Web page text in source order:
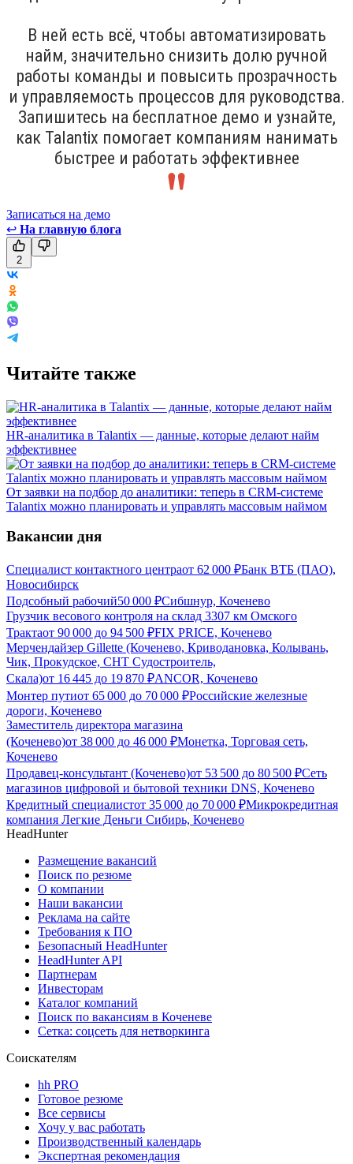
В ней есть всё, чтобы автоматизировать
найм, значительно снизить долю ручной
работы команды и повысить прозрачность
и управляемость процессов для руководства.
Запишитесь на бесплатное демо и узнайте,
как Talantix помогает компаниям нанимать
быстрее и работать эффективнее
Записаться на демо
↩ На главную блога
2
Читайте также
HR-аналитика в Talantix — данные, которые делают найм
эффективнее
От заявки на подбор до аналитики: теперь в CRM-системе
Talantix можно планировать и управлять массовым наймом
Вакансии дня
Специалист контактного центраот 62 000 ₽Банк ВТБ (ПАО),
Новосибирск
Подсобный рабочий50 000 ₽Сибшнур, Коченево
Грузчик весового контроля на склад 3307 км Омского
Трактаот 90 000 до 94 500 ₽FIX PRICE, Коченево
Мерчендайзер Gillette (Коченево, Криводановка, Колывань,
Чик, Прокудское, СНТ Судостроитель,
Скала)от 16 445 до 19 870 ₽ANCOR, Коченево
Монтер путиот 65 000 до 70 000 ₽Российские железные
дороги, Коченево
Заместитель директора магазина
(Коченево)от 38 000 до 46 000 ₽Монетка, Торговая сеть,
Коченево
Продавец-консультант (Коченево)от 53 500 до 80 500 ₽Сеть
магазинов цифровой и бытовой техники DNS, Коченево
Кредитный специалистот 35 000 до 70 000 ₽Микрокредитная
компания Легкие Деньги Сибирь, Коченево
HeadHunter
Размещение вакансий
Поиск по резюме
О компании
Наши вакансии
Реклама на сайте
Требования к ПО
Безопасный HeadHunter
HeadHunter API
Партнерам
Инвесторам
Каталог компаний
Поиск по вакансиям в Коченеве
Сетка: соцсеть для нетворкинга
Соискателям
hh PRO
Готовое резюме
Все сервисы
Хочу у вас работать
Производственный календарь
Экспертная рекомендация